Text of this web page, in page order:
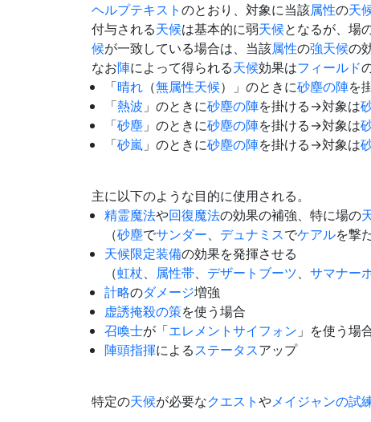
ヘルプテキストのとおり、対象に当該属性の天
付与される天候は基本的に弱天候となるが、場
候が一致している場合は、当該属性の強天候の
なお陣によって得られる天候効果はフィールド
「晴れ （無属性天候）」のときに砂塵の陣を
「熱波 」のときに砂塵の陣を掛ける→対象は
「砂塵 」のときに砂塵の陣を掛ける→対象は
「砂嵐 」のときに砂塵の陣を掛ける→対象は
主に以下のような目的に使用される。
精霊魔法や回復魔法の効果の補強、特に場の
（砂塵でサンダー、 デュナミスでケアルを撃
天候限定装備の効果を発揮させる
（虹杖、 属性帯、 デザートブーツ、 サマナー
計略のダメージ増強
虚誘掩殺の策を使う場合
召喚士が「エレメントサイフォン 」を使う場
陣頭指揮によるステータスアップ
特定の天候が必要なクエストやメイジャンの試